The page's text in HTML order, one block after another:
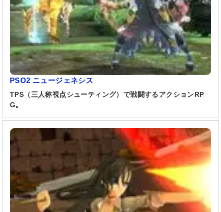
PSO2 ニュージェネシス
TPS（三人称視点シューティング）で戦闘するアクションRP
G。